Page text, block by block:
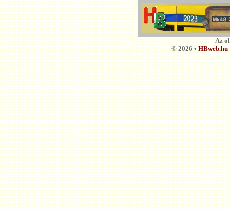
Az
© 2026 •HBweb.hu